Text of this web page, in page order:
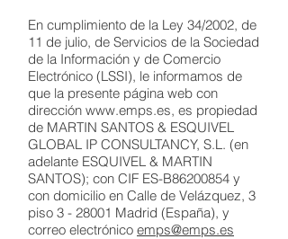
En cumplimiento de la Ley 34/2002, de
11 de julio, de Servicios de la Sociedad
de la Información y de Comercio
Electrónico (LSSI), le informamos de
que la presente página web con
dirección www.emps.es, es propiedad
de MARTIN SANTOS & ESQUIVEL
GLOBAL IP CONSULTANCY, S.L. (en
adelante ESQUIVEL & MARTIN
SANTOS); con CIF ES-B86200854 y
con domicilio en Calle de Velázquez, 3
piso 3 - 28001 Madrid (España), y
correo electrónico emps@emps.es